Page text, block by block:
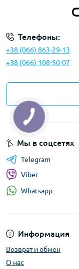
Телефоны:
+38 (066) 863-29-13
+38 (066) 108-50-07
Информация
Возврат и обмен
О нас
Мы в соцсетях
Telegram
Viber
Whatsapp